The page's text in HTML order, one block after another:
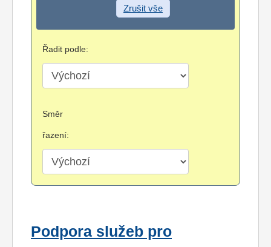
Zrušit vše
Řadit podle:
Směr
řazení:
Podpora služeb pro